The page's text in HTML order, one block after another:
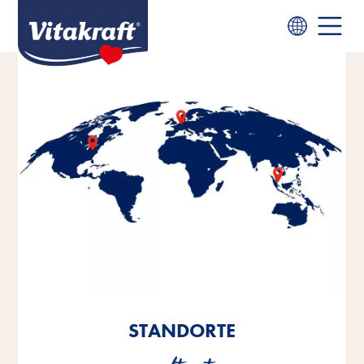
STANDORTE
STANDORTE
STANDORTE